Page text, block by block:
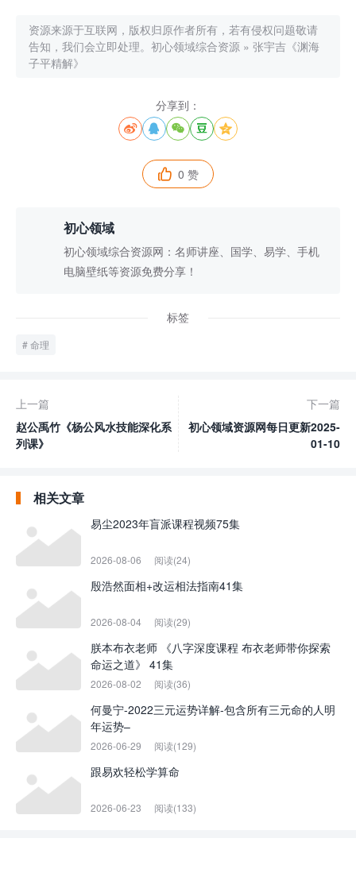
资源来源于互联网，版权归原作者所有，若有侵权问题敬请
告知，我们会立即处理。 初心领域综合资源 » 张宇吉《渊海
子平精解》
分享到：
    
 0 赞
初心领域
初心领域综合资源网：名师讲座、国学、易学、手机
电脑壁纸等资源免费分享！
标签
命理
上一篇
赵公禹竹《杨公风水技能深化系
列课》
下一篇
初心领域资源网每日更新2025-
01-10
相关文章
易尘2023年盲派课程视频75集
2026-08-06 阅读(24)
殷浩然面相+改运相法指南41集
2026-08-04 阅读(29)
朕本布衣老师 《八字深度课程 布衣老师带你探索
命运之道》 41集
2026-08-02 阅读(36)
何曼宁-2022三元运势详解-包含所有三元命的人明
年运势–
2026-06-29 阅读(129)
跟易欢轻松学算命
2026-06-23 阅读(133)